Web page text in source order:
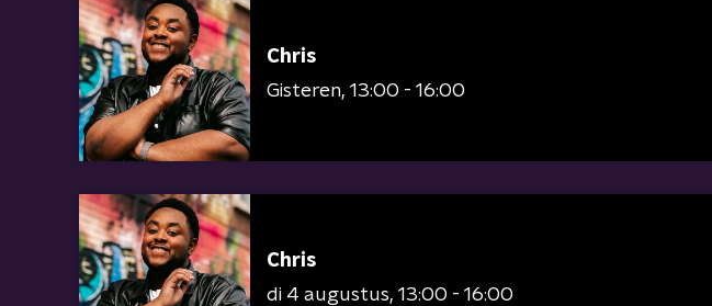
Chris
Gisteren 13:00 - 16:00
Chris
di 4 augustus 13:00 - 16:00